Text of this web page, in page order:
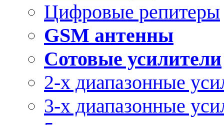
Цифровые репитеры
GSM антенны
Сотовые усилители
2-х диапазонные
3-х диапазонные